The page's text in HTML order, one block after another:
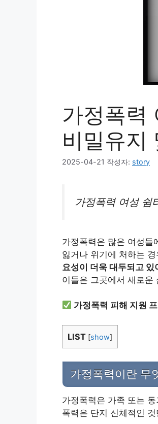
가정폭력
비밀유지
2025-04-21 작성자: story
가정폭력 여성 쉼
가정폭력은 많은 여성들
잃거나 위기에 처하는
요성이 더욱 대두되고 있
이들은 그곳에서 새로운
가정폭력 피해 지원
LIST [show]
가정폭력이란 무
가정폭력은 가족 또는
폭력은 단지 신체적인